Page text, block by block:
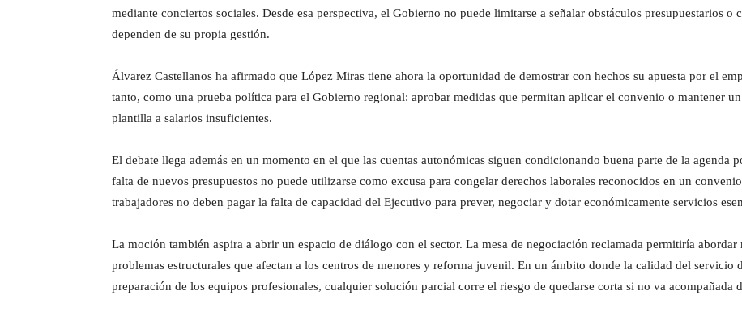
mediante conciertos sociales. Desde esa perspectiva, el Gobierno no puede limitarse a señalar obstáculos presupuestarios o
dependen de su propia gestión.
Álvarez Castellanos ha afirmado que López Miras tiene ahora la oportunidad de demostrar con hechos su apuesta por el
tanto, como una prueba política para el Gobierno regional: aprobar medidas que permitan aplicar el convenio o mantener
plantilla a salarios insuficientes.
El debate llega además en un momento en el que las cuentas autonómicas siguen condicionando buena parte de la agenda
falta de nuevos presupuestos no puede utilizarse como excusa para congelar derechos laborales reconocidos en un
trabajadores no deben pagar la falta de capacidad del Ejecutivo para prever, negociar y dotar económicamente servicios
La moción también aspira a abrir un espacio de diálogo con el sector. La mesa de negociación reclamada permitiría
problemas estructurales que afectan a los centros de menores y reforma juvenil. En un ámbito donde la calidad del servicio
preparación de los equipos profesionales, cualquier solución parcial corre el riesgo de quedarse corta si no va acompañada